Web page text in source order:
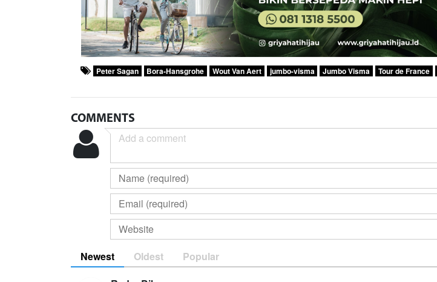
Peter Sagan Bora-Hansgrohe Wout Van Aert jumbo-visma Jumbo Visma Tour de France
COMMENTS
Newest Oldest Popular